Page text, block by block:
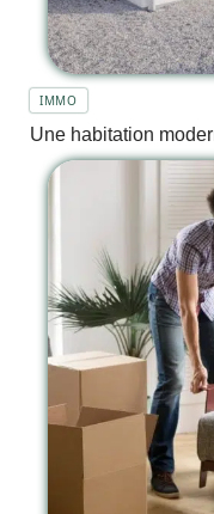
IMMO
Une habitation